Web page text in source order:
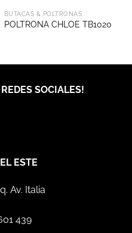
BUTACAS & POLTRONAS
POLTRONA CHLOE TB1020
SOCIALES!
ESTE
Av. Italia
439